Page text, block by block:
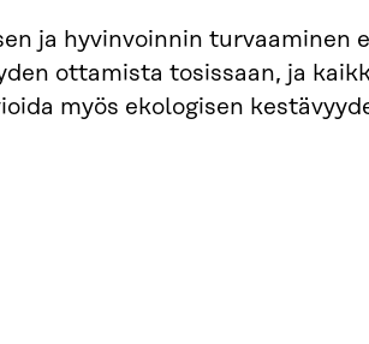
ja hyvinvoinnin turvaaminen
ottamista tosissaan, ja
myös ekologisen